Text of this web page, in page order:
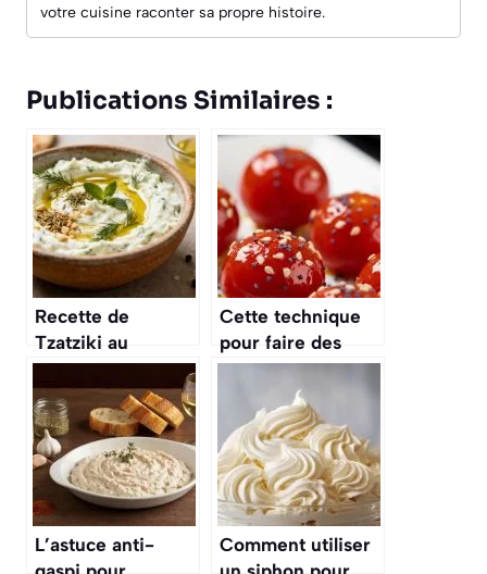
votre cuisine raconter sa propre histoire.
Publications Similaires :
Recette de
Tzatziki au
Fromage Blanc
Maison
Cette technique
pour faire des
« tomates
d’amour » pour
l’apéritif
L’astuce anti-
Comment utiliser